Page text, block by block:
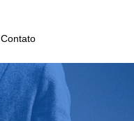
Contato